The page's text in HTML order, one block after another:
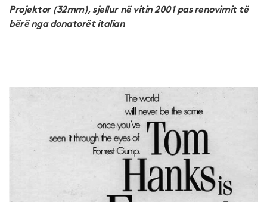
Projektor (32mm), sjellur në vitin 2001 pas renovimit të
bërë nga donatorët italian